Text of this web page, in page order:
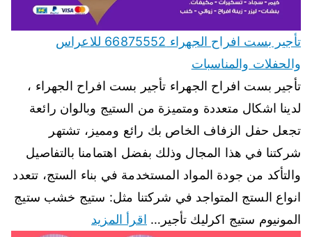
تأجير بست افراح الجهراء 66875552 للاعراس
والحفلات والمناسبات
تأجير بست افراح الجهراء تأجير بست افراح الجهراء ،
لدينا اشكال متعددة ومتميزة من الستيج وبالوان رائعة
تجعل حفل الزفاف الخاص بك رائع ومميز، تشتهر
شركتنا في هذا المجال وذلك بفضل اهتمامنا بالتفاصيل
والتأكد من جودة المواد المستخدمة في بناء الستج، تتعدد
انواع الستج المتواجد في شركتنا مثل: ستيج خشب ستيج
المونيوم ستيج اكرليك تأجير… اقرأ المزيد